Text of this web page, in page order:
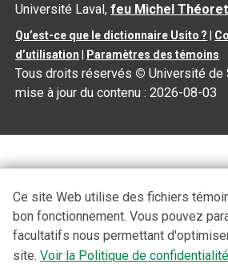
Université Laval,feu Michel
Qu’est-ce que le dictionnaire Usito ? |
d’utilisation | Paramètres des témoins
Tous droits réservés © Université
mise à jour du contenu :2026-08-03
Ce site Web utilise des fichiers
bon fonctionnement. Vous pouvez
facultatifs nous permettant
site. Voir la Politique de confidentialité